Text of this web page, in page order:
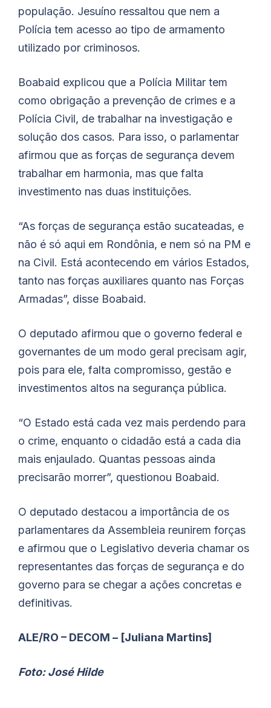
população. Jesuíno ressaltou que nem a
Polícia tem acesso ao tipo de armamento
utilizado por criminosos.
Boabaid explicou que a Polícia Militar tem
como obrigação a prevenção de crimes e a
Polícia Civil, de trabalhar na investigação e
solução dos casos. Para isso, o parlamentar
afirmou que as forças de segurança devem
trabalhar em harmonia, mas que falta
investimento nas duas instituições.
“As forças de segurança estão sucateadas, e
não é só aqui em Rondônia, e nem só na PM e
na Civil. Está acontecendo em vários Estados,
tanto nas forças auxiliares quanto nas Forças
Armadas”, disse Boabaid.
O deputado afirmou que o governo federal e
governantes de um modo geral precisam agir,
pois para ele, falta compromisso, gestão e
investimentos altos na segurança pública.
“O Estado está cada vez mais perdendo para
o crime, enquanto o cidadão está a cada dia
mais enjaulado. Quantas pessoas ainda
precisarão morrer”, questionou Boabaid.
O deputado destacou a importância de os
parlamentares da Assembleia reunirem forças
e afirmou que o Legislativo deveria chamar os
representantes das forças de segurança e do
governo para se chegar a ações concretas e
definitivas.
ALE/RO – DECOM – [Juliana Martins]
Foto: José Hilde